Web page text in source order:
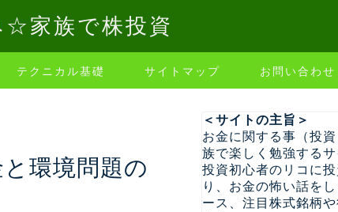
☆家族で株投資
テクニカル基礎 サイトマップ お問い合わせ
環境問題の
＜サイトの主旨＞
お金に関する事（投
族で楽しく勉強するサ
投資初心者のリコに
り、お金の怖い話を
ース、注目株式銘柄